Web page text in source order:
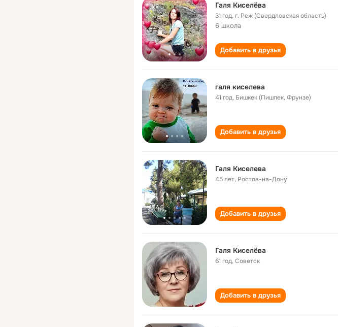
Галя Киселёва
31 год,г. Реж (Свердловская область)
6 школа
Добавить в друзья
галя киселева
41 год, Бишкек (Пишпек, Фрунзе)
Добавить в друзья
Галя Киселева
45 лет, Ростов-на-Дону
Добавить в друзья
Галя Киселёва
61 год,Советск
Добавить в друзья